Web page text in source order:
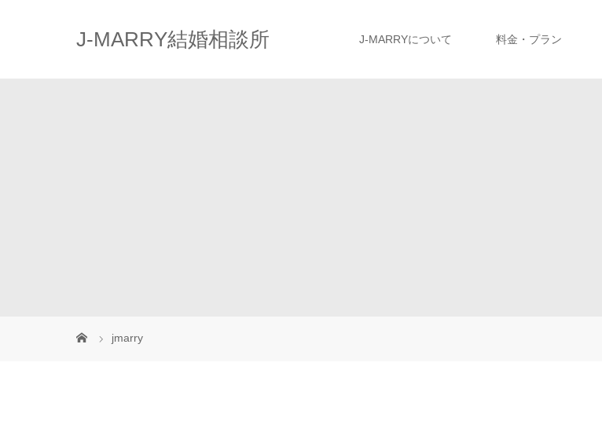
J-MARRY結婚相談所 J-MARRYについて 料金・プラン
jmarry